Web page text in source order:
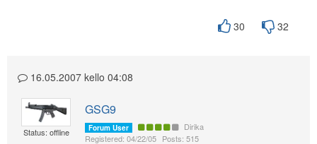
30 32
16.05.2007 kello 04:08
Status: offline
GSG9
Forum User
Dirika
Registered: 04/22/05 Posts: 515